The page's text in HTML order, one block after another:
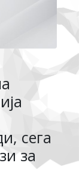
сега
за